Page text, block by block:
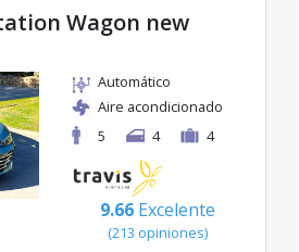
con tarifas
57€/día.
Wagon new
Automático
Aire acondicionado
5
4 4
9.66 Excelente
(213 opiniones)